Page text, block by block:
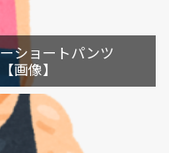
ショートパンツ
画像】